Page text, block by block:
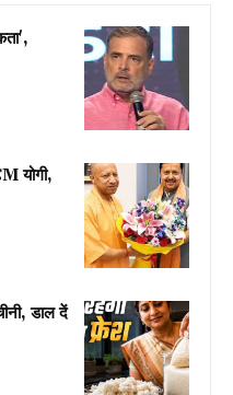
योगी,
डाल दें